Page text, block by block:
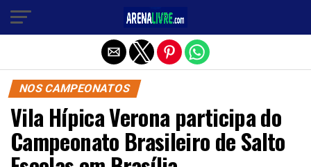
NOS CAMPEONATOS
Vila Hípica Verona participa do
Campeonato Brasileiro de Salto
Sair da versão mobile